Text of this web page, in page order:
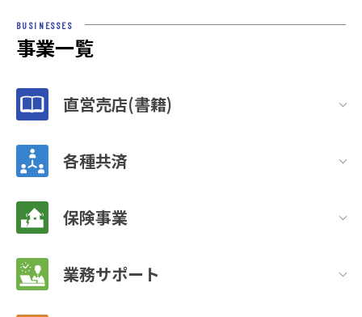
BUSINESSES
事業一覧
直営売店(書籍)
各種共済
保険事業
業務サポート